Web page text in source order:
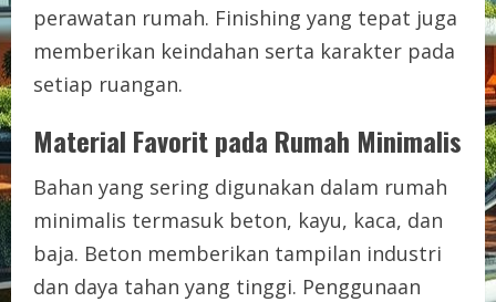
perawatan rumah. Finishing yang tepat juga
memberikan keindahan serta karakter pada
setiap ruangan.
Material Favorit pada Rumah Minimalis
Bahan yang sering digunakan dalam rumah
minimalis termasuk beton, kayu, kaca, dan
baja. Beton memberikan tampilan industri
dan daya tahan yang tinggi. Penggunaan